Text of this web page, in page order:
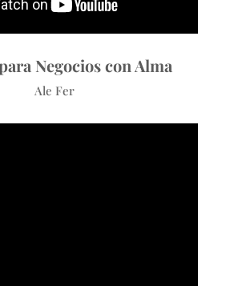
Negocios con Alma
Ale Fer